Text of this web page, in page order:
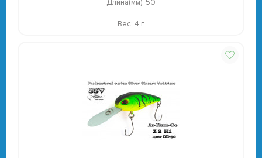
Длина(мм): 50
Вес: 4 г